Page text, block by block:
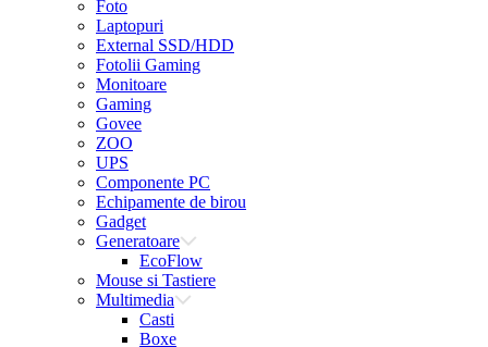
Foto
Laptopuri
External SSD/HDD
Fotolii Gaming
Monitoare
Gaming
Govee
ZOO
UPS
Componente PC
Echipamente de birou
Gadget
Generatoare
EcoFlow
Mouse si Tastiere
Multimedia
Casti
Boxe